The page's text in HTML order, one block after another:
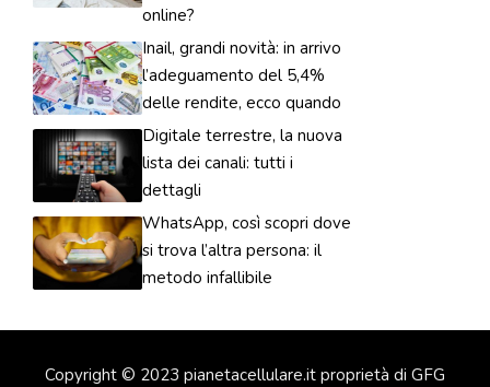
online?
Inail, grandi novità: in arrivo
l’adeguamento del 5,4%
delle rendite, ecco quando
Digitale terrestre, la nuova
lista dei canali: tutti i
dettagli
WhatsApp, così scopri dove
si trova l’altra persona: il
metodo infallibile
Copyright © 2023 pianetacellulare.it proprietà di GFG